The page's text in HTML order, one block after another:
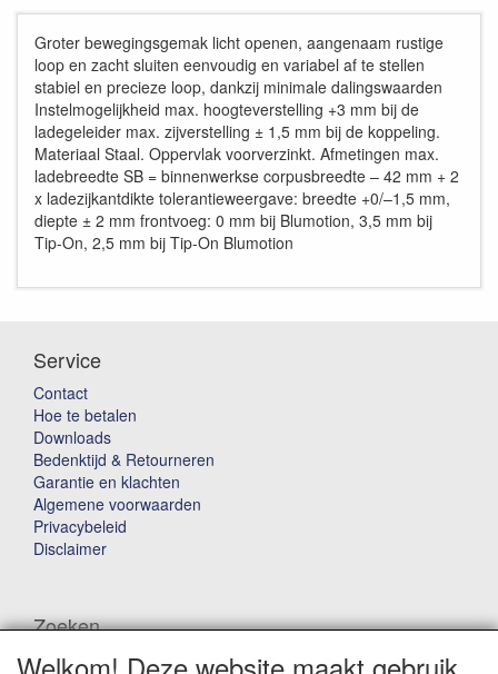
Groter bewegingsgemak licht openen, aangenaam rustige
loop en zacht sluiten eenvoudig en variabel af te stellen
stabiel en precieze loop, dankzij minimale dalingswaarden
Instelmogelijkheid max. hoogteverstelling +3 mm bij de
ladegeleider max. zijverstelling ± 1,5 mm bij de koppeling.
Materiaal Staal. Oppervlak voorverzinkt. Afmetingen max.
ladebreedte SB = binnenwerkse corpusbreedte – 42 mm + 2
x ladezijkantdikte tolerantieweergave: breedte +0/–1,5 mm,
diepte ± 2 mm frontvoeg: 0 mm bij Blumotion, 3,5 mm bij
Tip-On, 2,5 mm bij Tip-On Blumotion
Service
Contact
Hoe te betalen
Downloads
Bedenktijd & Retourneren
Garantie en klachten
Algemene voorwaarden
Privacybeleid
Disclaimer
Zoeken